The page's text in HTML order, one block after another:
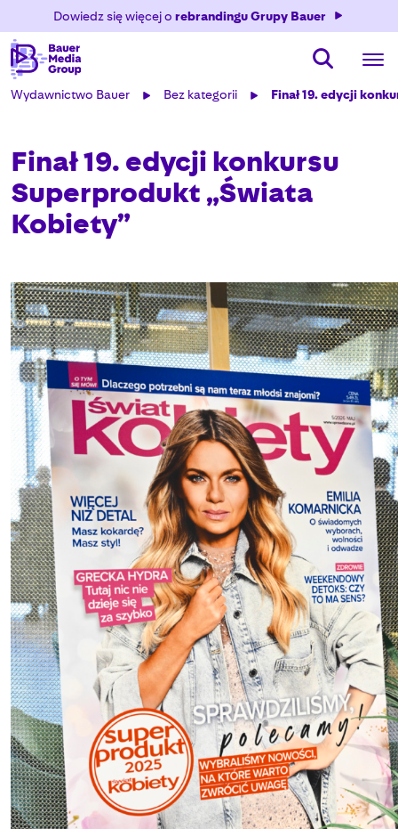
Dowiedz się więcej o rebrandingu Grupy Bauer
Wydawnictwo Bauer Bez kategorii Finał 19. edycji
Finał 19. edycji konkursu
Superprodukt „Świata
Kobiety”